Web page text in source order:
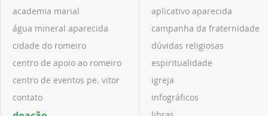
academia marial
água mineral aparecida
cidade do romeiro
centro de apoio ao romeiro
centro de eventos pe. vitor
contato
aplicativo aparecida
campanha da fraternidade
dúvidas religiosas
espiritualidade
igreja
infográficos